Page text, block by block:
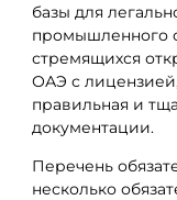
базы для
промышленного
стремящихся
ОАЭ с
правильная и
документации.
Перечень
несколько